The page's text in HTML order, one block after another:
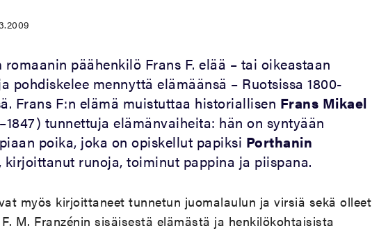
romaanin päähenkilö Frans F. elää – tai oikeastaan
pohdiskelee mennyttä elämäänsä – Ruotsissa 1800-
Frans F:n elämä muistuttaa historiallisen Frans Mikael
tunnettuja elämänvaiheita: hän on syntyään
poika, joka on opiskellut papiksi Porthanin
kirjoittanut runoja, toiminut pappina ja piispana.
myös kirjoittaneet tunnetun juomalaulun ja virsiä sekä olleet
M. Franzénin sisäisestä elämästä ja henkilökohtaisista